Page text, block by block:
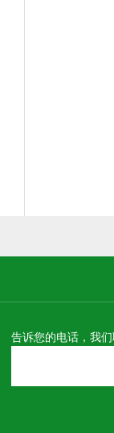
告诉您的电话，我们